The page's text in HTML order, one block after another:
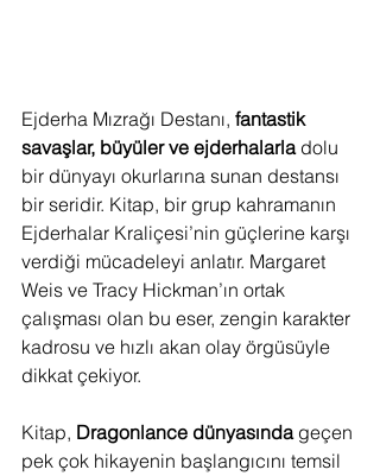
Ejderha Mızrağı Destanı, fantastik
savaşlar, büyüler ve ejderhalarla dolu
bir dünyayı okurlarına sunan destansı
bir seridir. Kitap, bir grup kahramanın
Ejderhalar Kraliçesi’nin güçlerine karşı
verdiği mücadeleyi anlatır. Margaret
Weis ve Tracy Hickman’ın ortak
çalışması olan bu eser, zengin karakter
kadrosu ve hızlı akan olay örgüsüyle
dikkat çekiyor.
Kitap, Dragonlance dünyasında geçen
pek çok hikayenin başlangıcını temsil